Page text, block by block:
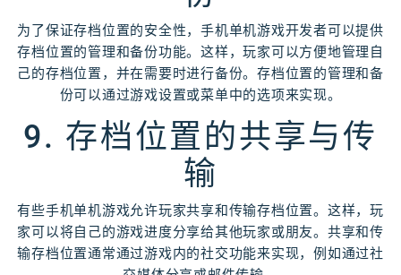
为了保证存档位置的安全性，手机单机游戏开发者可以提供
存档位置的管理和备份功能。这样，玩家可以方便地管理自
己的存档位置，并在需要时进行备份。存档位置的管理和备
份可以通过游戏设置或菜单中的选项来实现。
9. 存档位置的共享与传
输
有些手机单机游戏允许玩家共享和传输存档位置。这样，玩
家可以将自己的游戏进度分享给其他玩家或朋友。共享和传
输存档位置通常通过游戏内的社交功能来实现，例如通过社